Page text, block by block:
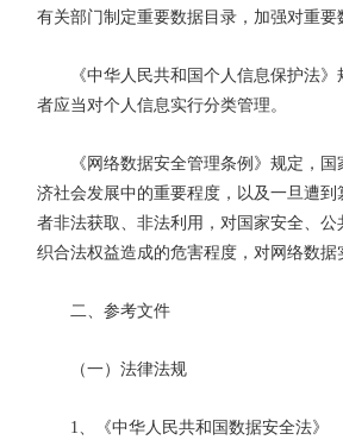
有关部门制定重要数据目录，加强对重要
《中华人民共和国个人信息保护法
者应当对个人信息实行分类管理。
《网络数据安全管理条例》规定，
济社会发展中的重要程度，以及一旦遭
者非法获取、非法利用，对国家安全、公
织合法权益造成的危害程度，对网络数据
二、参考文件
（一）法律法规
1、《中华人民共和国数据安全法》